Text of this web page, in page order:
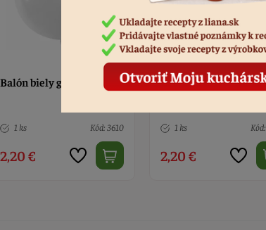
Balón biely guľa XXL
1 ks Kód: 3610
2,20 €
Balón biely guľa XXL
1 ks
2,20 €